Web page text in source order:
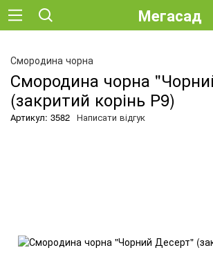
Мегасад
Смородина чорна
Смородина чорна
(закритий корінь Р9)
Артикул: 3582 Написати відгук